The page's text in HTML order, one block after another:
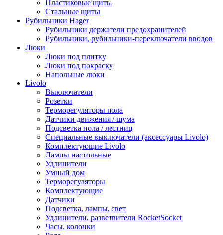
Пластиковые щиты
Стальные щиты
Рубильники Hager
Рубильники держатели предохранителей
Рубильники, рубильники-переключатели вводов
Люки
Люки под плитку
Люки под покраску
Напольные люки
Livolo
Выключатели
Розетки
Терморегуляторы пола
Датчики движения / шума
Подсветка пола / лестниц
Специальные выключатели (аксессуары Livolo)
Комплектующие Livolo
Лампы настольные
Удлинители
Умный дом
Терморегуляторы
Комплектующие
Датчики
Подсветка, лампы, свет
Удлинители, разветвители RocketSocket
Часы, колонки